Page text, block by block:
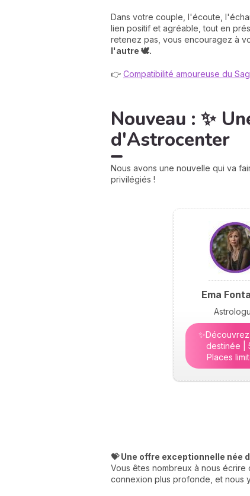
Dans votre couple, l'écoute,
lien positif et agréable, tout en
retenez pas, vous encouragez à
l'autre 🕊️.
👉 Compatibilité amoureuse du
Nouveau : ✨
d'Astrocenter
Nous avons une nouvelle qui va
privilégiés !
Ema
destinée |
Places
💝 Une offre exceptionnelle née
Vous êtes nombreux à nous
connexion plus profonde, et nous